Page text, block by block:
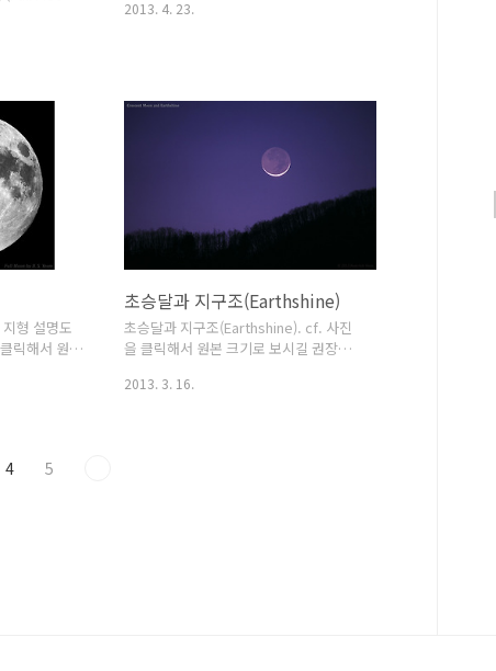
01. 01.
FRT250
:
500
x 2).ISO :
2013. 4. 23.
형 설명도
릭해서 원본
: Showa
초승달과 지구조(Earthshine)
초승달과 지구조(Earthshine). cf. 사진
을 클릭해서 원본 크기로 보시길 권장합
5D Mark III + 빅센 굴절 70mm 가이드 스
2013. 3. 16.
4 5